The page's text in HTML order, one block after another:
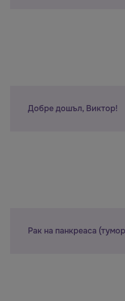
Добре дошъл, Виктор!
Рак на панкреаса